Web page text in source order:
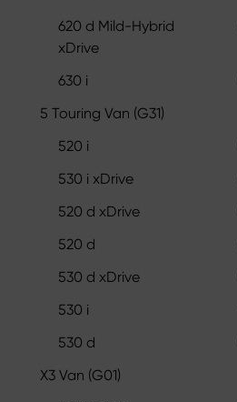
620 d Mild-Hybrid
xDrive
630 i
5 Touring Van (G31)
520 i
530 i xDrive
520 d xDrive
520 d
530 d xDrive
530 i
530 d
X3 Van (G01)